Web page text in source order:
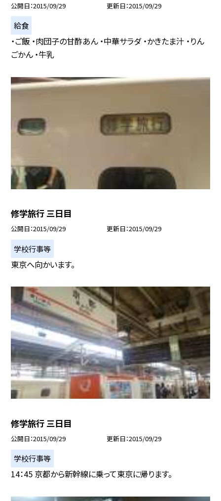
公開日 2015/09/29 更新日 2015/09/29
給食
・ご飯 ・肉団子の甘酢あん ・中華サラダ ・かきたま汁 ・りん
ごかん ・牛乳
修学旅行 三日目
公開日 2015/09/29 更新日 2015/09/29
学校行事等
東京へ向かいます。
修学旅行 三日目
公開日 2015/09/29 更新日 2015/09/29
学校行事等
14：45 京都から新幹線に乗って東京に帰ります。